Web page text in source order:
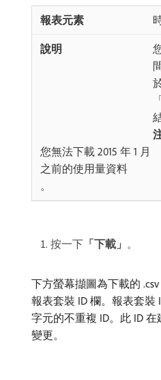
​您無法下載 2015 年 1 月
之前的使用量資料
。
按一下​ 「下載」 。
下方螢幕擷圖為下載的
報表套裝 ID 欄。報表套裝
字元的不重複 ID。此 ID
變更。